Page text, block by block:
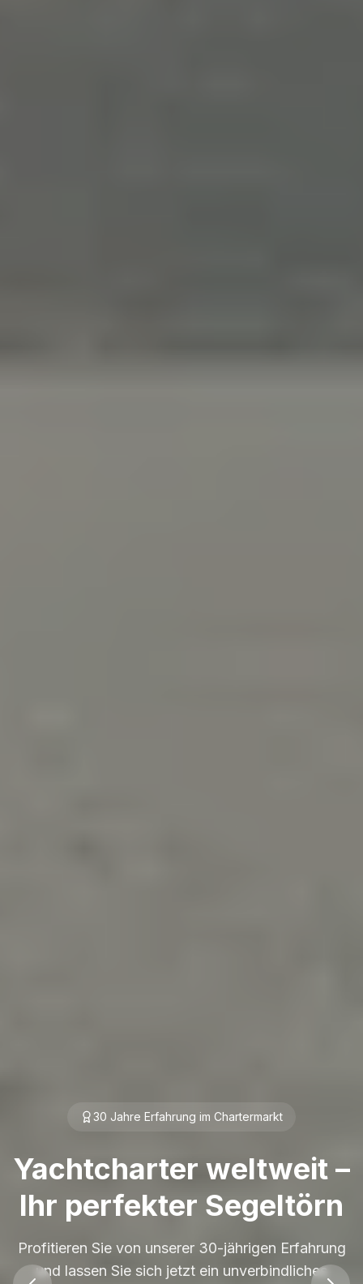
30 Jahre Erfahrung im Chartermarkt
Yachtcharter weltweit –
Ihr perfekter Segeltörn
Profitieren Sie von unserer 30-jährigen Erfahrung
und lassen Sie sich jetzt ein unverbindliches